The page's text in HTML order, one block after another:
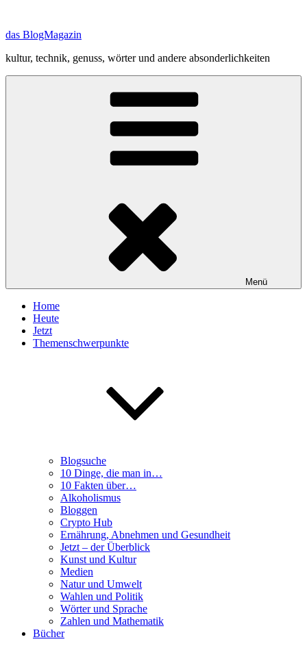
springen
das BlogMagazin
kultur, technik, genuss, wörter und andere absonderlichkeiten
Menü
Home
Heute
Jetzt
Themenschwerpunkte
Blogsuche
10 Dinge, die man in…
10 Fakten über…
Alkoholismus
Bloggen
Crypto Hub
Ernährung, Abnehmen und Gesundheit
Jetzt – der Überblick
Kunst und Kultur
Medien
Natur und Umwelt
Wahlen und Politik
Wörter und Sprache
Zahlen und Mathematik
Bücher